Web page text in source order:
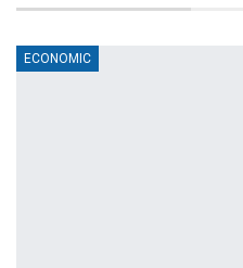
ECONOMIC